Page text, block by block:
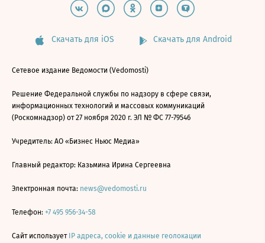
Скачать для iOS Скачать для Android
Сетевое издание Ведомости (Vedomosti)
Решение Федеральной службы по надзору в сфере связи,
информационных технологий и массовых коммуникаций
(Роскомнадзор) от 27 ноября 2020 г. ЭЛ № ФС 77-79546
Учредитель: АО «Бизнес Ньюс Медиа»
Главный редактор: Казьмина Ирина Сергеевна
Электронная почта: news@vedomosti.ru
Телефон: +7 495 956-34-58
Сайт использует IP адреса, cookie и данные геолокации